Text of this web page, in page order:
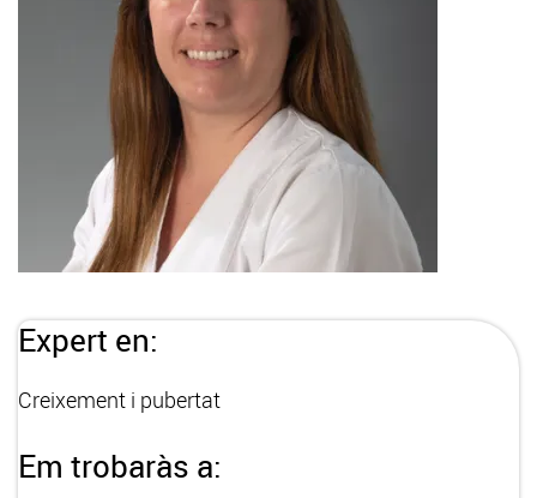
Expert en:
Creixement i pubertat
Em trobaràs a: